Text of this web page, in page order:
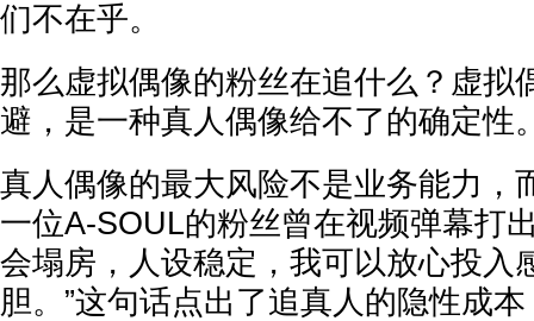
们不在乎。
那么虚拟偶像的粉丝在追什么？虚拟
避，是一种真人偶像给不了的确定性
真人偶像的最大风险不是业务能力，
一位A-SOUL的粉丝曾在视频弹幕打
会塌房，人设稳定，我可以放心投入
胆。”这句话点出了追真人的隐性成